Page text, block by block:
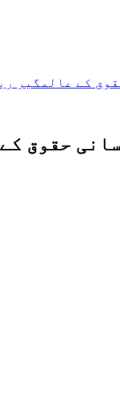
کے عالمگیر
حقوق